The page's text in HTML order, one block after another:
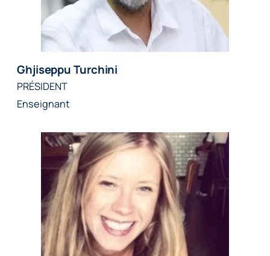
Ghjiseppu Turchini
PRÉSIDENT
Enseignant